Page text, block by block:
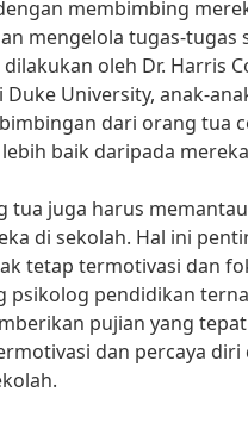
membimbing
mengelola tugas-tugas
oleh Dr. Harris
University, anak-
dari orang tua
baik daripada
tua juga harus
di sekolah. Hal ini
tetap termotivasi dan
psikolog pendidikan
pujian yang
dan percaya diri